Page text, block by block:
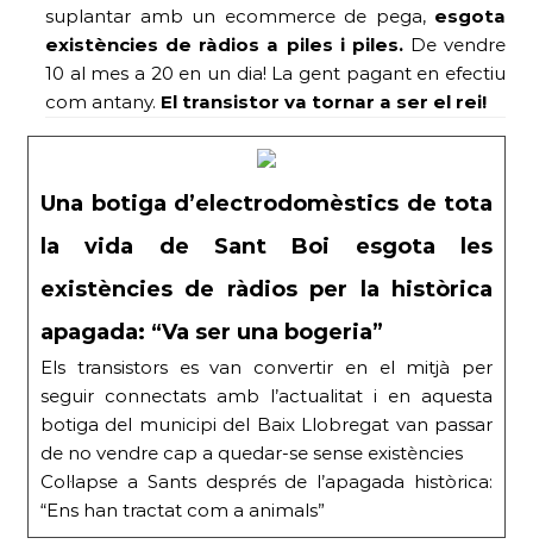
suplantar amb un ecommerce de pega,esgota
existències de ràdios a piles i piles.De vendre
10 al mes a 20 en un dia! La gent pagant en efectiu
com antany. El transistor va tornar a ser el rei!
Una botiga d’electrodomèstics de tota
la vida de Sant Boi esgota les
existències de ràdios per la històrica
apagada: “Va ser una bogeria”
Els transistors es van convertir en el mitjà per
seguir connectats amb l’actualitat i en aquesta
botiga del municipi del Baix Llobregat van passar
de no vendre cap a quedar-se sense existències
Col·lapse a Sants després de l’apagada històrica:
“Ens han tractat com a animals”